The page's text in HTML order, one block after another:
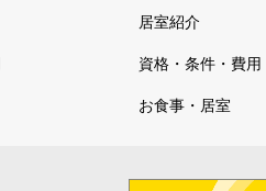
居室紹介
資格・条件・費用
お食事・居室